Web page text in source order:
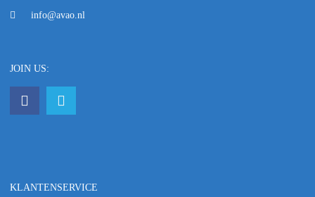
info@avao.nl
JOIN US:
KLANTENSERVICE